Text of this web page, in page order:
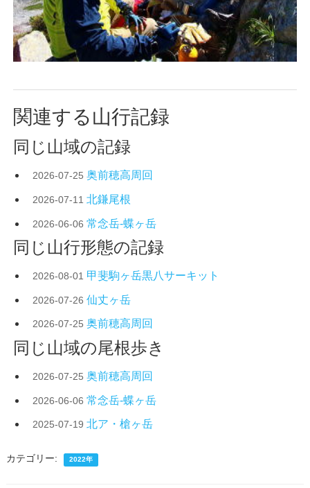
関連する山行記録
同じ山域の記録
2026-07-25 奥前穂高周回
2026-07-11 北鎌尾根
2026-06-06 常念岳-蝶ヶ岳
同じ山行形態の記録
2026-08-01 甲斐駒ヶ岳黒八サーキット
2026-07-26 仙丈ヶ岳
2026-07-25 奥前穂高周回
同じ山域の尾根歩き
2026-07-25 奥前穂高周回
2026-06-06 常念岳-蝶ヶ岳
2025-07-19 北ア・槍ヶ岳
カテゴリー: 2022年